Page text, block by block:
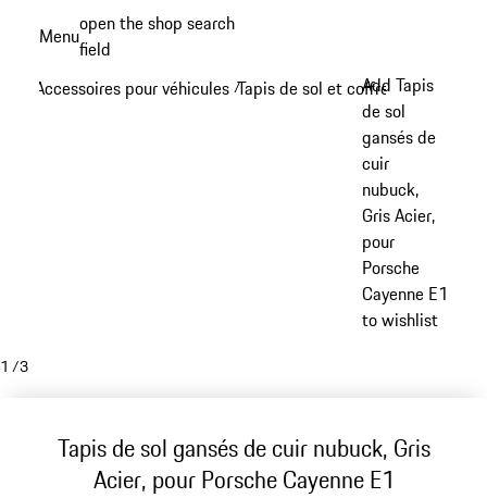
principal
Menuopen the shop search
field
Accessoires pour véhicules /Tapis de sol et coffre à bagages
Add Tapis
de sol
gansés de
cuir
nubuck,
Gris Acier,
pour
Porsche
Cayenne E1
to wishlist
1 /3
Tapis de sol gansés de cuir nubuck, Gris
Acier, pour Porsche Cayenne E1